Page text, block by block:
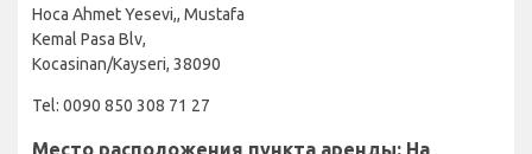
Hoca Ahmet Yesevi,, Mustafa
Kemal Pasa Blv,
Kocasinan/Kayseri, 38090
Tel: 0090 850 308 71 27
Место расположения пункта аренды: На